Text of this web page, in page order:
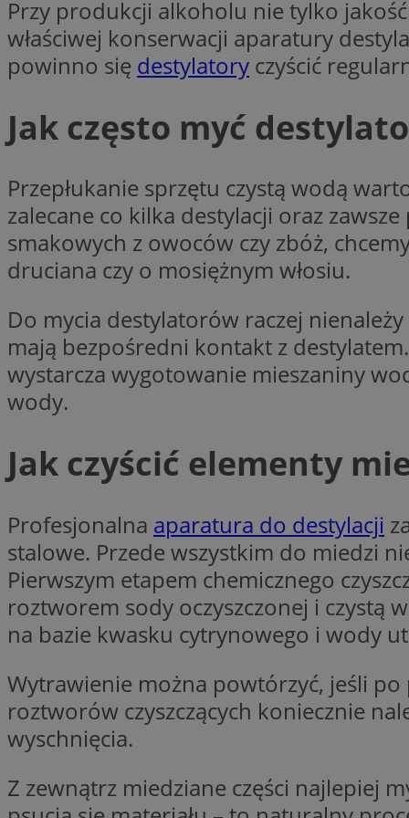
Przy produkcji alkoholu nie tylko
właściwej konserwacji aparatury
powinno się destylatory czyścić
Jak często myć
Przepłukanie sprzętu czystą wodą
zalecane co kilka destylacji oraz
smakowych z owoców czy zbóż,
druciana czy o mosiężnym włosiu.
Do mycia destylatorów raczej
mają bezpośredni kontakt z
wystarcza wygotowanie mieszaniny
wody.
Jak czyścić elementy
Profesjonalna aparatura do destylacji
stalowe. Przede wszystkim do miedzi
Pierwszym etapem chemicznego
roztworem sody oczyszczonej i czystą
na bazie kwasku cytrynowego i wody
Wytrawienie można powtórzyć, jeśli po
roztworów czyszczących koniecznie
wyschnięcia.
Z zewnątrz miedziane części najlepiej
SessID
QeSessID
MvSessID
suid
INGRESSCOOKIE
euds
li_gc
_ga_VBEXFQ7ESL
tuuid_lu
tuuid_lu
Nazwa
ADK_EX_11
__mguid_